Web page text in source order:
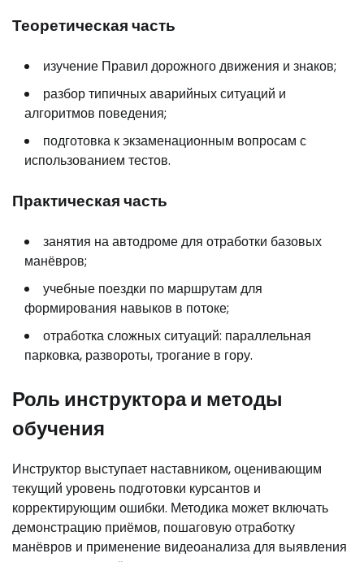
Теоретическая часть
изучение Правил дорожного движения и знаков;
разбор типичных аварийных ситуаций и
алгоритмов поведения;
подготовка к экзаменационным вопросам с
использованием тестов.
Практическая часть
занятия на автодроме для отработки базовых
манёвров;
учебные поездки по маршрутам для
формирования навыков в потоке;
отработка сложных ситуаций: параллельная
парковка, развороты, трогание в гору.
Роль инструктора и методы
обучения
Инструктор выступает наставником, оценивающим
текущий уровень подготовки курсантов и
корректирующим ошибки. Методика может включать
демонстрацию приёмов, пошаговую отработку
манёвров и применение видеоанализа для выявления